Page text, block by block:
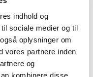
indhold og
sociale medier og til
oplysninger om
vores partnere inden
og
kombinere disse
til at
for udvalgte…